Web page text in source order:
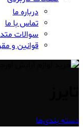
درباره ما
تماس با ما
سوالات
قوانین و
دسته بندی‌ها